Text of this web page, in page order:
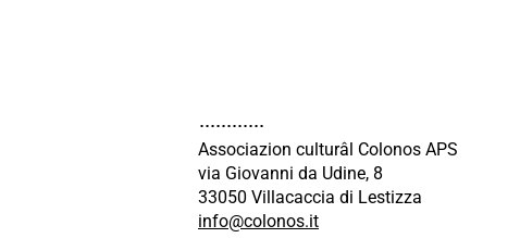
Associazion culturâl Colonos APS
via Giovanni da Udine, 8
33050 Villacaccia di Lestizza
info@colonos.it